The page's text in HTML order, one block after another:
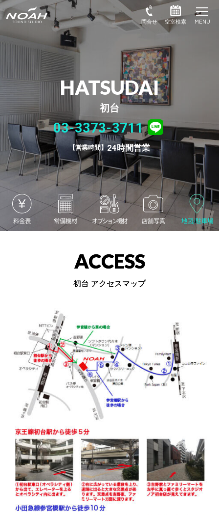
HATSUDAI
初台
03-3373-3711
営業時間 24時間営業
料金表 常備機材 オプション機材 店舗写真 地図/駐車場
ACCESS
初台 アクセスマップ